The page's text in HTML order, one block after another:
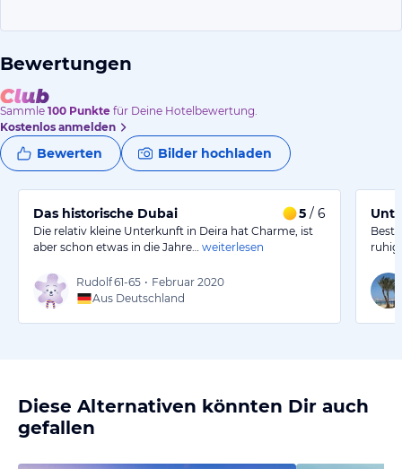
Bewertungen
Sammle 100 Punkte für Deine Hotelbewertung.
Kostenlos anmelden
Bewerten Bilder hochladen
Das historische Dubai 5 / 6
Die relativ kleine Unterkunft in Deira hat Charme, ist
aber schon etwas in die Jahre…
weiterlesen
Rudolf61-65 • Februar 2020
Aus Deutschland
Diese Alternativen könnten Dir auch
gefallen